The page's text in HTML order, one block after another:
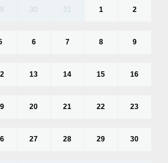
30 31 1 2
6 7 8 9
13 14 15 16
20 21 22 23
27 28 29 30